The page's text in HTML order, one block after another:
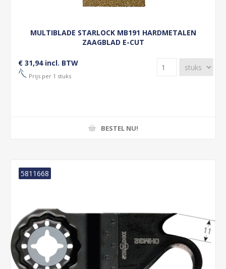
MULTIBLADE STARLOCK MB191 HARDMETALEN
ZAAGBLAD E-CUT
€ 31,94 incl. BTW
Prijs per 1 stuks
BESTEL NU!
5811668